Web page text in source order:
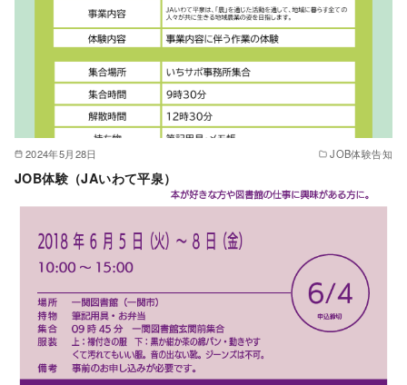
2024年5月28日 JOB体験告知
JOB体験（JAいわて平泉）